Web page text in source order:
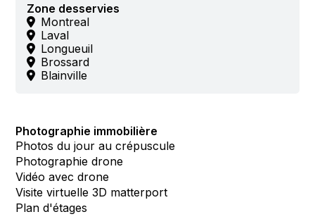
Zone desservies
Montreal
Laval
Longueuil
Brossard
Blainville
Photographie immobilière
Photos du jour au crépuscule
Photographie drone
Vidéo avec drone
Visite virtuelle 3D matterport
Plan d'étages